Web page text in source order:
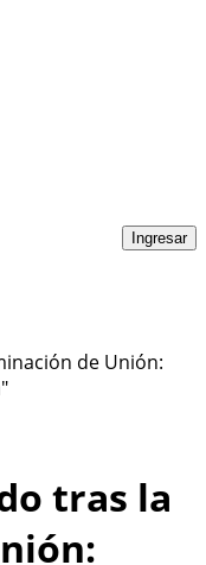
Ingresar
de Unión:
tras la